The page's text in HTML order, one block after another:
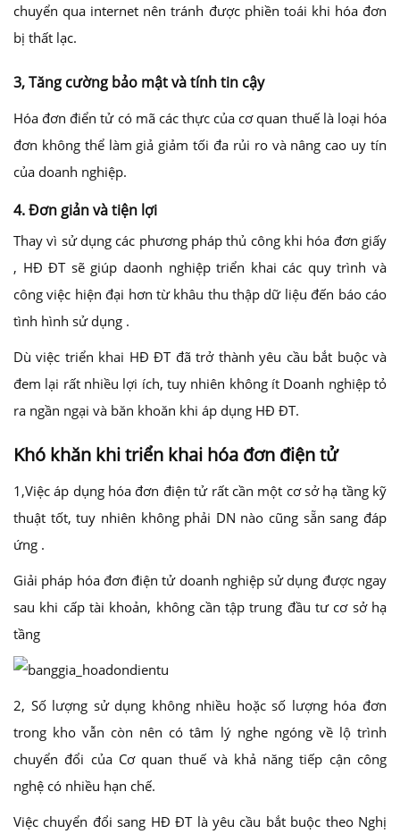
chuyển qua internet nên tránh được phiền toái khi hóa đơn
bị thất lạc.
3, Tăng cường bảo mật và tính tin cậy
Hóa đơn điển tử có mã các thực của cơ quan thuế là loại hóa
đơn không thể làm giả giảm tối đa rủi ro và nâng cao uy tín
của doanh nghiệp.
4. Đơn giản và tiện lợi
Thay vì sử dụng các phương pháp thủ công khi hóa đơn giấy
, HĐ ĐT sẽ giúp daonh nghiệp triển khai các quy trình và
công việc hiện đại hơn từ khâu thu thập dữ liệu đến báo cáo
tình hình sử dụng .
Dù việc triển khai HĐ ĐT đã trở thành yêu cầu bắt buộc và
đem lại rất nhiều lợi ích, tuy nhiên không ít Doanh nghiệp tỏ
ra ngần ngại và băn khoăn khi áp dụng HĐ ĐT.
Khó khăn khi triển khai hóa đơn điện tử
1,Việc áp dụng hóa đơn điện tử rất cần một cơ sở hạ tầng kỹ
thuật tốt, tuy nhiên không phải DN nào cũng sẵn sang đáp
ứng .
Giải pháp hóa đơn điện tử doanh nghiệp sử dụng được ngay
sau khi cấp tài khoản, không cần tập trung đầu tư cơ sở hạ
tầng
2, Số lượng sử dụng không nhiều hoặc số lượng hóa đơn
trong kho vẫn còn nên có tâm lý nghe ngóng về lộ trình
chuyển đổi của Cơ quan thuế và khả năng tiếp cận công
nghệ có nhiều hạn chế.
Việc chuyển đổi sang HĐ ĐT là yêu cầu bắt buộc theo Nghị